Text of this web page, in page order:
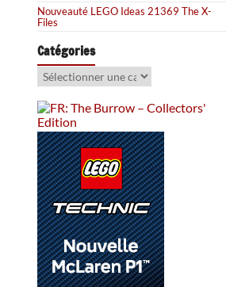
Nouveauté LEGO Ideas 21369 The X-
Files
Catégories
Catégories